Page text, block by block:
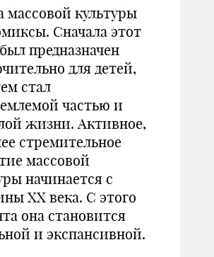
массовой культуры
Сначала этот
предназначен
для детей,
стал
частью и
жизни. Активное,
стремительное
массовой
начинается с
XX века. С этого
она становится
и экспансивной.